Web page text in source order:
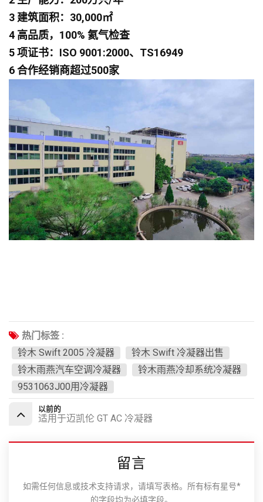
3 建筑面积：30,000㎡
4 高品质，100% 氦气检查
5 项证书：ISO 9001:2000、TS16949
6 合作经销商超过500家
热门标签 :
铃木 Swift 2005 冷凝器
铃木 Swift 冷凝器出售
铃木雨燕汽车空调冷凝器
铃木雨燕冷却系统冷凝器
9531063J00用冷凝器
以前的
适用于迈凯伦 GT AC 冷凝器
留言
如需任何信息或技术支持请求，请填写表格。所有标有星号*
的字段均为必填字段。